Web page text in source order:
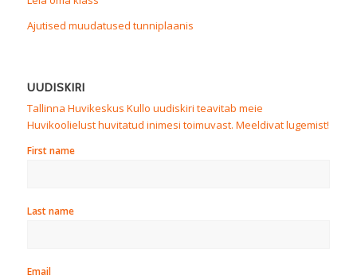
Ajutised muudatused tunniplaanis
UUDISKIRI
Tallinna Huvikeskus Kullo uudiskiri teavitab meie
Huvikoolielust huvitatud inimesi toimuvast. Meeldivat lugemist!
First name
Last name
Email